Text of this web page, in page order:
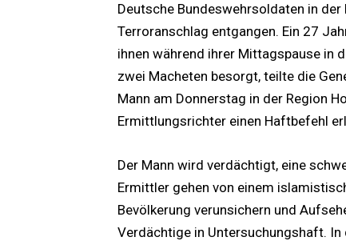
Deutsche Bundeswehrsoldaten in
Terroranschlag entgangen. Ein 27
ihnen während ihrer Mittagspause in
zwei Macheten besorgt, teilte die
Mann am Donnerstag in der Region
Ermittlungsrichter einen Haftbefehl
Der Mann wird verdächtigt, eine
Ermittler gehen von einem
Bevölkerung verunsichern und
Verdächtige in Untersuchungshaft.